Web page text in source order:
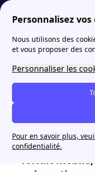
Personnalisez vos
Nous utilisons des
et vous proposer des
Personnaliser les
Pour en savoir plus,
confidentialité.
papernest Le blog de papernest
Le blog
Retrouvez ici
vous épauler
forfait